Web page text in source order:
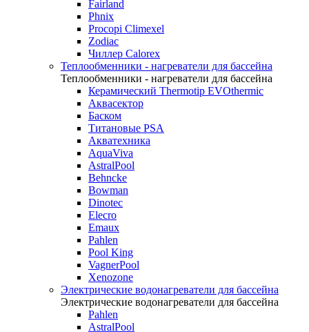
Fairland
Phnix
Procopi Climexel
Zodiac
Чиллер Calorex
Теплообменники - нагреватели для бассейна
Теплообменники - нагреватели для бассейна
Керамический Thermotip EVOthermic
Аквасектор
Баском
Титановые PSA
Акватехника
AquaViva
AstralPool
Behncke
Bowman
Dinotec
Elecro
Emaux
Pahlen
Pool King
VagnerPool
Xenozone
Электрические водонагреватели для бассейна
Электрические водонагреватели для бассейна
Pahlen
AstralPool